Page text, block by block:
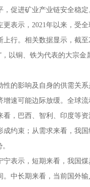
促进矿业产业链安全稳定
示，2021年以来，受全
行。相关数据显示，截
以铜、铁为代表的大宗
影响及自身的供需关系
速可能边际放缓。全球
，巴西、智利、印度等
约束；从需求来看，我
示，短期来看，我国煤
中长期来看，当前国外